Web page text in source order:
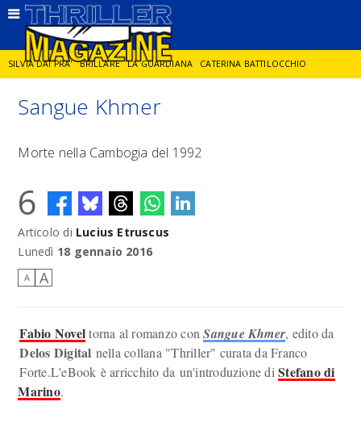
SILVIA DAI PRA' BRILLARE LA GUARDIANA CATERINA BATTILOCCHIO
JORGE DIAZ LA SPIA DELITTO IN CORNICE
Sangue Khmer
Morte nella Cambogia del 1992
6
Articolo di Lucius Etruscus
Lunedì 18 gennaio 2016
A A
Fabio Noveltorna al romanzo conSangue Khmer, edito da
Delos Digital nella collana "Thriller" curata da Franco
Forte.L'eBook è arricchito da un'introduzione diStefano di
Marino.